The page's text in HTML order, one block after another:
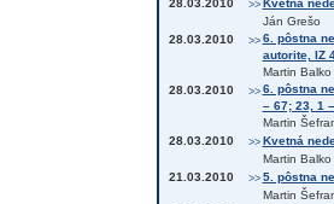
28.03.2010
>> Kvetná
Ján Grešo
28.03.2010
>> 6. pôstna
autorite, IZ
Martin Balko
28.03.2010
>> 6. pôstna
– 67; 23, 1
Martin
28.03.2010
>> Kvetná
Martin Balko
21.03.2010
>> 5. pôstna
Martin